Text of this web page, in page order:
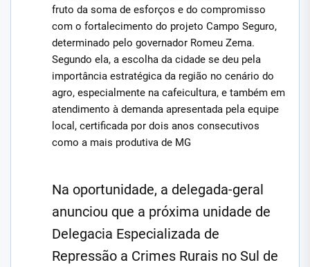
fruto da soma de esforços e do compromisso
com o fortalecimento do projeto Campo Seguro,
determinado pelo governador Romeu Zema.
Segundo ela, a escolha da cidade se deu pela
importância estratégica da região no cenário do
agro, especialmente na cafeicultura, e também em
atendimento à demanda apresentada pela equipe
local, certificada por dois anos consecutivos
como a mais produtiva de MG
Na oportunidade, a delegada-geral
anunciou que a próxima unidade de
Delegacia Especializada de
Repressão a Crimes Rurais no Sul de